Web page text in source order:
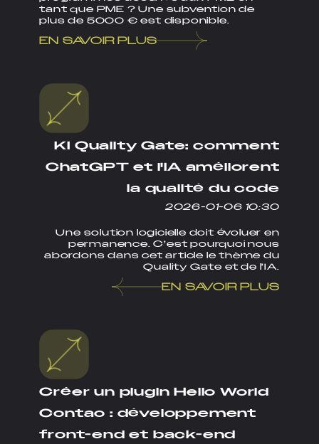
tant que PME ? Une subvention de
plus de 5000 € est disponible.
EN SAVOIR PLUS
KI Quality Gate: comment
ChatGPT et l'IA améliorent
la qualité du code
2026-01-06 10:30
Une solution logicielle doit évoluer en
permanence. C’est pourquoi nous
abordons dans cet article le thème du
Quality Gate et de l’IA.
EN SAVOIR PLUS
Créer un plugin Hello World
Contao : développement
front-end et back-end